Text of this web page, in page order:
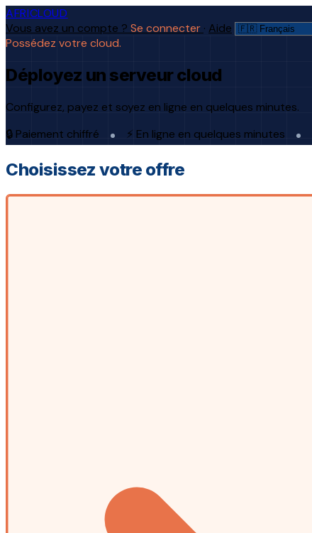
AFRICLOUD
Vous avez un compte ? Se connecter · Aide
Possédez votre cloud.
Déployez un serveur cloud
Configurez, payez et soyez en ligne en quelques minutes.
🔒 Paiement chiffré
⚡ En ligne en quelques minutes
Choisissez votre offre